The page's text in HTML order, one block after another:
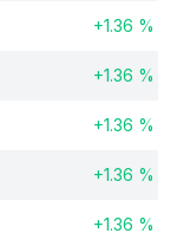
+1.36 %
+1.36 %
+1.36 %
+1.36 %
+1.36 %